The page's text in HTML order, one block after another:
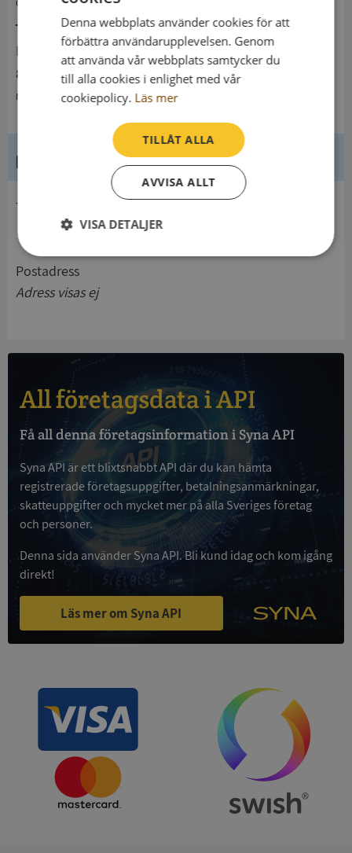
Ökning från 2022 till 2023 med 110,7%
Resultat
883 kSEK
Minskning från 2022 till 2023 med 53,5%
Kontaktuppgifter
Postadress
Adress visas ej
All företagsdata i API
Få all denna företagsinformation i Syna API
Syna API är ett blixtsnabbt API där du kan hämta
registrerade företagsuppgifter, betalningsanmärkningar,
skatteuppgifter och mycket mer på alla Sveriges företag
och personer.
Denna sida använder Syna API. Bli kund idag och kom igång
direkt!
Läs mer om Syna API
Denna webbplats använder cookies för att
förbättra användarupplevelsen. Genom
att använda vår webbplats samtycker du
till alla cookies i enlighet med vår
cookiepolicy. Läs mer
TILLÅT ALLA
AVVISA ALLT
VISA DETALJER
Strikt
nödvändigt
Prestanda Inriktning
Strikt nödvändigt Prestanda
Inriktning
Funktioner
Oklassificerade
Strikt nödvändiga kakor tillåter
kärnwebbplatsfunktioner som användarinloggning
och kontohantering. Webbplatsen kan inte
användas ordentligt utan strikt nödvändiga cookies.
Namn
Leverantör/
Domän
Corporation
de.syna.se
VISITOR_PRIVACY_METADATA
YouTube
.youtube.com
Google
Privacy Policy